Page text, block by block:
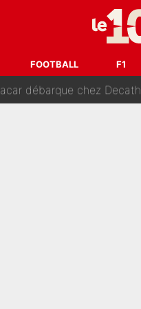
FOOTBALL F1
sont investis» : Pendant
accèlère sur le
débarque chez Decathlon-